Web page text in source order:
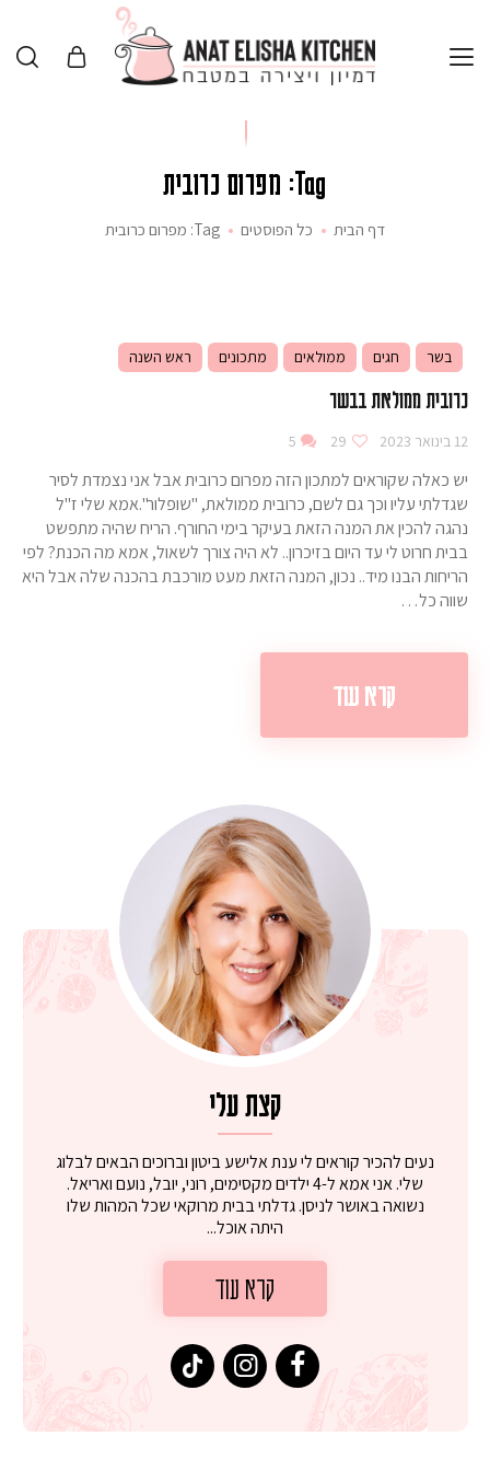
Tag: מפרום כרובית
דף הבית כל הפוסטים Tag: מפרום כרובית
בשר חגים ממולאים מתכונים ראש השנה
כרובית ממולאת בבשר
12 בינואר 2023 29
5
יש כאלה שקוראים למתכון הזה מפרום כרובית אבל אני נצמדת לסיר
שגדלתי עליו וכך גם לשם, כרובית ממולאת, "שופלור".אמא שלי ז"ל
נהגה להכין את המנה הזאת בעיקר בימי החורף. הריח שהיה מתפשט
בבית חרוט לי עד היום בזיכרון.. לא היה צורך לשאול, אמא מה הכנת? לפי
הריחות הבנו מיד.. נכון, המנה הזאת מעט מורכבת בהכנה שלה אבל היא
שווה כל…
קרא עוד
קצת עלי
נעים להכיר קוראים לי ענת אלישע ביטון וברוכים הבאים לבלוג
שלי. אני אמא ל-4 ילדים מקסימים, רוני, יובל, נועם ואריאל.
נשואה באושר לניסן. גדלתי בבית מרוקאי שכל המהות שלו
היתה אוכל...
קרא עוד